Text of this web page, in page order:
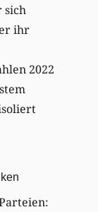
sich
ihr
2022